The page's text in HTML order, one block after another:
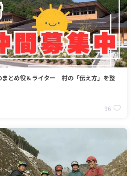
まとめ役＆ライター 村の「伝え方」を整
96